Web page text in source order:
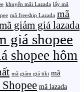
khuyến mãi Lazada lấy mã
mã freeship Lazada mã
giảm giá lazada
giá shopee
shopee hôm
mã giảm giá tiki mã
mã lazada